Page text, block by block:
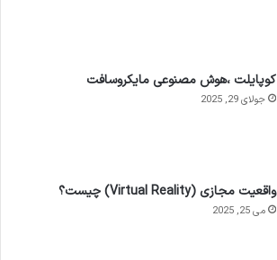
کوپایلت ،هوش مصنوعی مایکروسافت
جولای 29, 2025
واقعیت مجازی (Virtual Reality) چیست؟
می 25, 2025